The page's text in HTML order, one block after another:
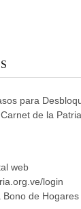
para
de la Patria
web
login
Bono de Hogares